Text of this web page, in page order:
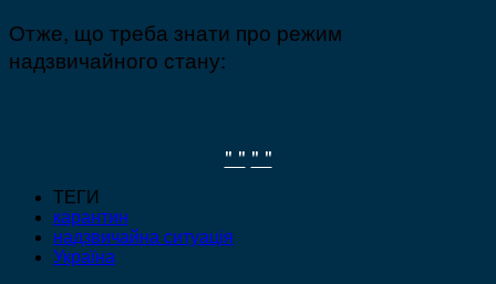
Отже, що треба знати про режим
надзвичайного стану:
" " " "
ТЕГИ
карантин
надзвичайна ситуація
Україна